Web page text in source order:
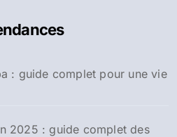
: guide complet pour une vie
2025 : guide complet des